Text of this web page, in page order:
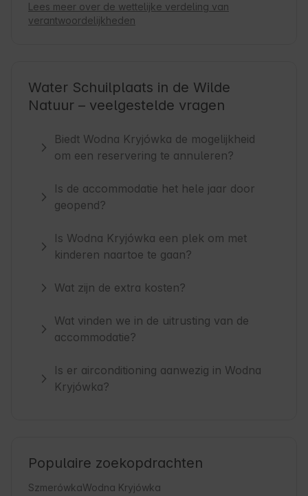
Lees meer over de wettelijke verdeling van
verantwoordelijkheden
Water Schuilplaats in de Wilde
Natuur – veelgestelde vragen
Biedt Wodna Kryjówka de mogelijkheid
om een reservering te annuleren?
Is de accommodatie het hele jaar door
geopend?
Is Wodna Kryjówka een plek om met
kinderen naartoe te gaan?
Wat zijn de extra kosten?
Wat vinden we in de uitrusting van de
accommodatie?
Is er airconditioning aanwezig in Wodna
Kryjówka?
Populaire zoekopdrachten
SzmerówkaWodna Kryjówka